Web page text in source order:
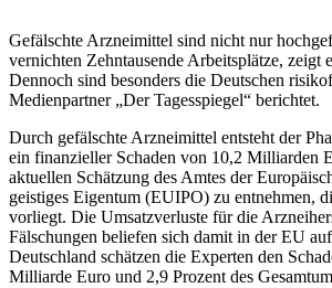
Gefälschte Arzneimittel sind nicht nur
vernichten Zehntausende Arbeitsplätze, zeigt
Dennoch sind besonders die Deutschen
Medienpartner „Der Tagesspiegel“ berichtet.
Durch gefälschte Arzneimittel entsteht der
ein finanzieller Schaden von 10,2 Milliarden
aktuellen Schätzung des Amtes der
geistiges Eigentum (EUIPO) zu entnehmen,
vorliegt. Die Umsatzverluste für die
Fälschungen beliefen sich damit in der EU
Deutschland schätzen die Experten den
Milliarde Euro und 2,9 Prozent des